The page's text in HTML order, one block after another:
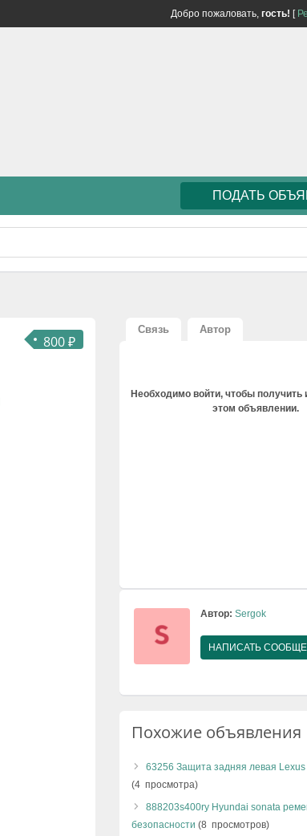
Добро пожаловать, гость! [
ПОДАТЬ
800 ₽
Связь Автор
Необходимо войти, чтобы
этом объявлении.
Автор: Sergok
НАПИСАТЬ
Похожие объявления
63256 Защита задняя левая
(4 просмотра)
888203s400ry Hyundai sonata
безопасности (8 просмотров)